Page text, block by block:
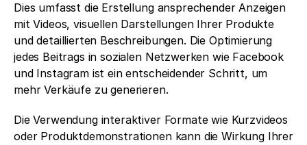
Dies umfasst die Erstellung ansprechender Anzeigen
mit Videos, visuellen Darstellungen Ihrer Produkte
und detaillierten Beschreibungen. Die Optimierung
jedes Beitrags in sozialen Netzwerken wie Facebook
und Instagram ist ein entscheidender Schritt, um
mehr Verkäufe zu generieren.
Die Verwendung interaktiver Formate wie Kurzvideos
oder Produktdemonstrationen kann die Wirkung Ihrer